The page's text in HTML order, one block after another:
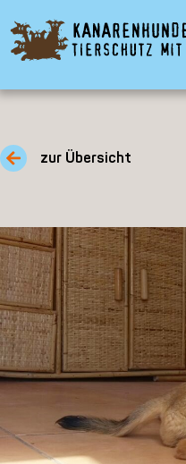
zur Übersicht